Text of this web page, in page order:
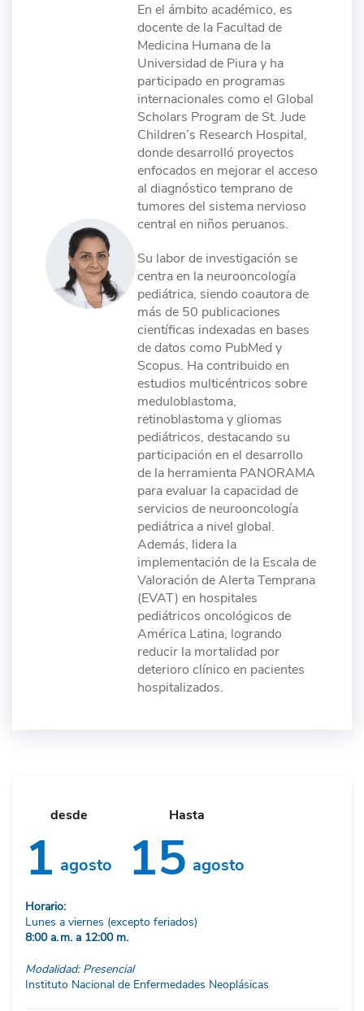
En el ámbito académico, es
docente de la Facultad de
Medicina Humana de la
Universidad de Piura y ha
participado en programas
internacionales como el Global
Scholars Program de St. Jude
Children’s Research Hospital,
donde desarrolló proyectos
enfocados en mejorar el acceso
al diagnóstico temprano de
tumores del sistema nervioso
central en niños peruanos.
Su labor de investigación se
centra en la neurooncología
pediátrica, siendo coautora de
más de 50 publicaciones
científicas indexadas en bases
de datos como PubMed y
Scopus. Ha contribuido en
estudios multicéntricos sobre
meduloblastoma,
retinoblastoma y gliomas
pediátricos, destacando su
participación en el desarrollo
de la herramienta PANORAMA
para evaluar la capacidad de
servicios de neurooncología
pediátrica a nivel global.
Además, lidera la
implementación de la Escala de
Valoración de Alerta Temprana
(EVAT) en hospitales
pediátricos oncológicos de
América Latina, logrando
reducir la mortalidad por
deterioro clínico en pacientes
hospitalizados.
desde
1 agosto
Hasta
15 agosto
Horario:
Lunes a viernes (excepto feriados)
8:00 a. m. a 12:00 m.
Modalidad: Presencial
Instituto Nacional de Enfermedades Neoplásicas